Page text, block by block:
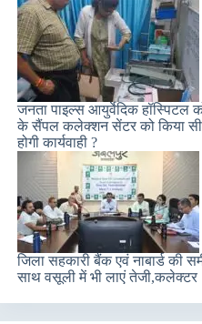
जनता पाइल्स आयुर्वेदिक हॉस्पिटल
के सैंपल कलेक्शन सेंटर को किया
होगी कार्यवाही ?
जिला सहकारी बैंक एवं नाबार्ड की
साथ वसूली में भी लाएं तेजी,कलेक्टर